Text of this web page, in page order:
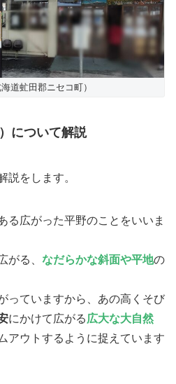
道虻田郡ニセコ町）
について解説
説をします。
る広がった平野のことをいいま
がる、 なだらかな斜面や平地の
っていますから、あの高くそび
にかけて広がる広大な大自然
アウトするように捉えています